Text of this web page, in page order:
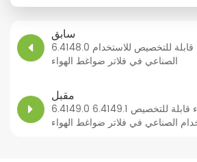
سابق
6.4148.0 خرطوشة فلتر هواء قابلة للتخصيص للاستخدام
الصناعي في فلاتر ضواغط الهواء
مقبل
6.4149.0 6.4149.1 خرطوشة فلتر هواء قابلة للتخصيص
الصناعي في فلاتر ضواغط الهواء